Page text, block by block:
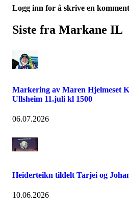
Logg inn for å skrive en
Siste fra Markane IL
Markering av Maren Hjelmeset
Ullsheim 11.juli kl 1500
06.07.2026
Heiderteikn tildelt Tarjei og
10.06.2026